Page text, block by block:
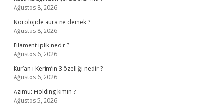
Ağustos 8, 2026
Nörolojide aura ne demek ?
Ağustos 8, 2026
Filament iplik nedir ?
Ağustos 6, 2026
Kur’an-ı Kerim’in 3 özelliği nedir ?
Ağustos 6, 2026
Azimut Holding kimin ?
Ağustos 5, 2026